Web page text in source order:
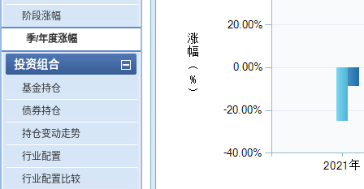
阶段涨幅
季/年度涨幅
投资组合
基金持仓
债券持仓
持仓变动走势
行业配置
行业配置比较